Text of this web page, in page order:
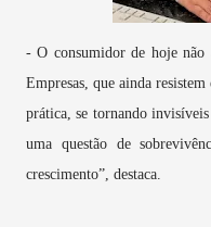
- O consumidor de hoje não
Empresas, que ainda
prática, se tornando
uma questão de
crescimento”, destaca.